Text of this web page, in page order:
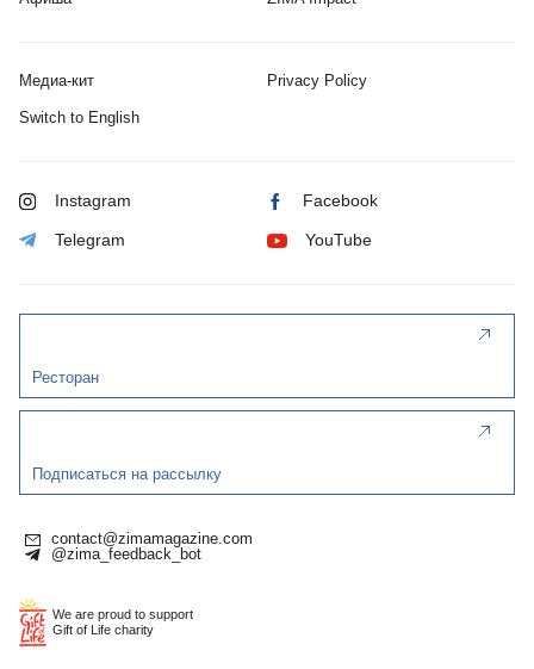
Медиа-кит Privacy Policy
Switch to English
Instagram Facebook
Telegram YouTube
Ресторан
Подписаться на рассылку
contact@zimamagazine.com
@zima_feedback_bot
We are proud to support
Gift of Life charity